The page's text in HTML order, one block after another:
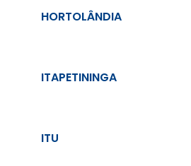
HORTOLÂNDIA
ITAPETININGA
ITU